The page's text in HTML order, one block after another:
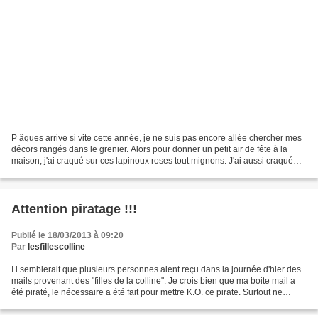
P âques arrive si vite cette année, je ne suis pas encore allée chercher mes
décors rangés dans le grenier. Alors pour donner un petit air de fête à la
maison, j'ai craqué sur ces lapinoux roses tout mignons. J'ai aussi craqué
Attention piratage !!!
Publié le 18/03/2013 à 09:20
Par lesfillescolline
I l semblerait que plusieurs personnes aient reçu dans la journée d'hier des
mails provenant des "filles de la colline". Je crois bien que ma boite mail a
été piraté, le nécessaire a été fait pour mettre K.O. ce pirate. Surtout ne